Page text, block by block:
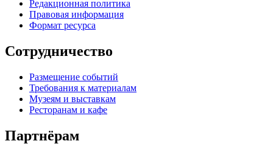
Редакционная политика
Правовая информация
Формат ресурса
Сотрудничество
Размещение событий
Требования к материалам
Музеям и выставкам
Ресторанам и кафе
Партнёрам